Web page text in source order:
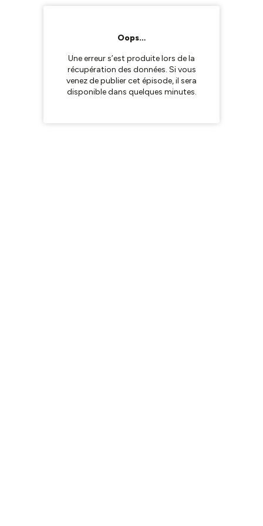
Oops…
Une erreur s’est produite lors de la
récupération des données. Si vous
venez de publier cet épisode, il sera
disponible dans quelques minutes.